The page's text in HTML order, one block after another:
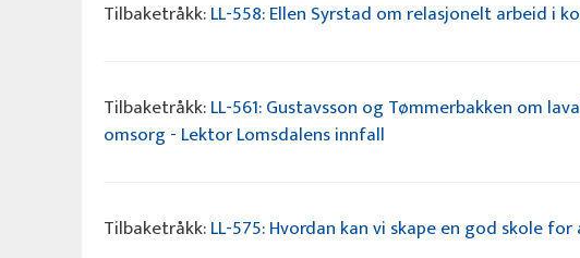
Tilbaketråkk:LL-558: Ellen Syrstad om relasjonelt arbeid i
Tilbaketråkk:LL-561: Gustavsson og Tømmerbakken om
omsorg - Lektor Lomsdalens innfall
Tilbaketråkk:LL-575: Hvordan kan vi skape en god skole